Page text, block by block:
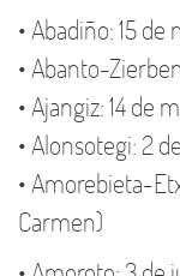
• Abadiño: 15 de
• Abanto-
• Ajangiz: 14 de
• Alonsotegi: 2
• Amorebieta-
Carmen)